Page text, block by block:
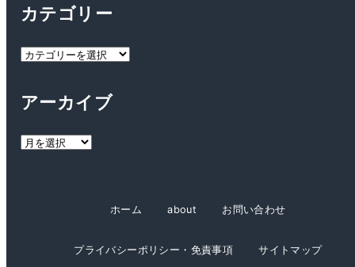
カテゴリー
カ
リ
アーカイブ
ア
ホーム about お問い合わせ
プライバシーポリシー・免責事項 サイトマップ